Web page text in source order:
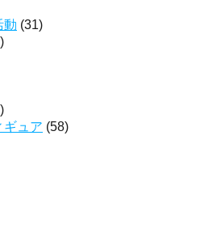
動 (31)
ギュア (58)